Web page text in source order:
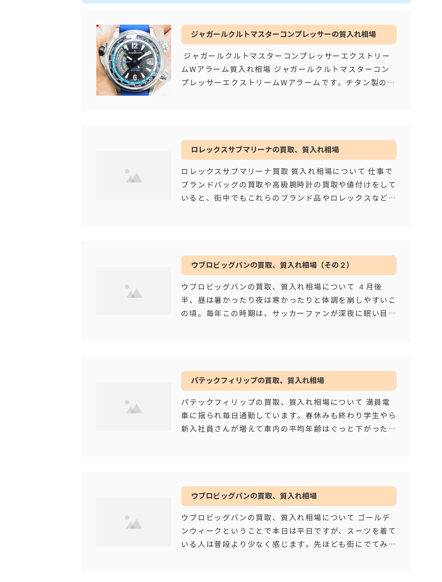
ジャガールクルトマスターコンプレッサーの質入れ相場
ジャガールクルトマスターコンプレッサーエクストリー
ムWアラーム質入れ相場 ジャガールクルトマスターコン
プレッサーエクストリームWアラームです。チタン製のケ
ロレックスサブマリーナの買取、質入れ相場
ロレックスサブマリーナ買取 質入れ相場について 仕事で
ブランドバッグの買取や高級腕時計の買取や値付けをして
いると、街中でもこれらのブランド品やロレックスなどの
ウブロビッグバンの買取、質入れ相場（その２）
ウブロビッグバンの買取、質入れ相場について ４月後
半、昼は暑かったり夜は寒かったりと体調を崩しやすいこ
の頃。毎年この時期は、サッカーファンが深夜に眠い目を
パテックフィリップの買取、質入れ相場
パテックフィリップの買取、質入れ相場について 満員電
車に揺られ毎日通勤しています。春休みも終わり学生やら
新入社員さんが増えて車内の平均年齢はぐっと下がった感
ウブロビッグバンの買取、質入れ相場
ウブロビッグバンの買取、質入れ相場について ゴールデ
ンウィークということで本日は平日ですが、スーツを着て
いる人は普段より少なく感じます。先ほども街にでてみる